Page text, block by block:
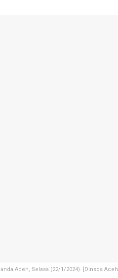
Aceh, Selasa (22/1/2024). [Dinsos Aceh]